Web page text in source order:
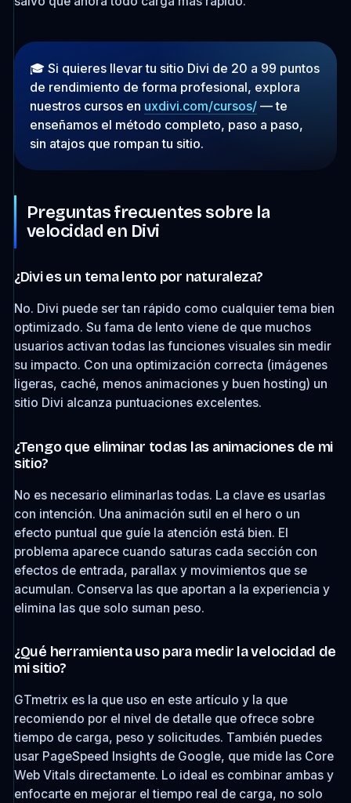
🎓 Si quieres llevar tu sitio Divi de 20 a 99 puntos
de rendimiento de forma profesional, explora
nuestros cursos en uxdivi.com/cursos/— te
enseñamos el método completo, paso a paso,
sin atajos que rompan tu sitio.
Preguntas frecuentes sobre la
velocidad en Divi
¿Divi es un tema lento por naturaleza?
No. Divi puede ser tan rápido como cualquier tema bien
optimizado. Su fama de lento viene de que muchos
usuarios activan todas las funciones visuales sin medir
su impacto. Con una optimización correcta (imágenes
ligeras, caché, menos animaciones y buen hosting) un
sitio Divi alcanza puntuaciones excelentes.
¿Tengo que eliminar todas las animaciones de mi
sitio?
No es necesario eliminarlas todas. La clave es usarlas
con intención. Una animación sutil en el hero o un
efecto puntual que guíe la atención está bien. El
problema aparece cuando saturas cada sección con
efectos de entrada, parallax y movimientos que se
acumulan. Conserva las que aportan a la experiencia y
elimina las que solo suman peso.
¿Qué herramienta uso para medir la velocidad de
mi sitio?
GTmetrix es la que uso en este artículo y la que
recomiendo por el nivel de detalle que ofrece sobre
tiempo de carga, peso y solicitudes. También puedes
usar PageSpeed Insights de Google, que mide las Core
Web Vitals directamente. Lo ideal es combinar ambas y
enfocarte en mejorar el tiempo real de carga, no solo